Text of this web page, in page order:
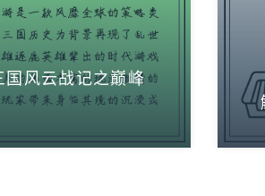
国风云战记之巅峰